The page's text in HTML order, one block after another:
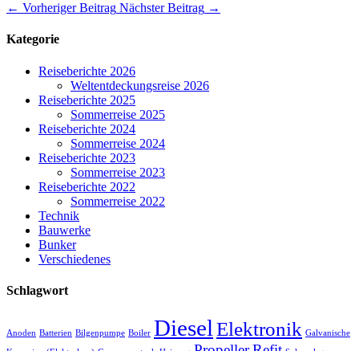
← Vorheriger Beitrag Nächster Beitrag →
Kategorie
Reiseberichte 2026
Weltentdeckungsreise 2026
Reiseberichte 2025
Sommerreise 2025
Reiseberichte 2024
Sommerreise 2024
Reiseberichte 2023
Sommerreise 2023
Reiseberichte 2022
Sommerreise 2022
Technik
Bauwerke
Bunker
Verschiedenes
Schlagwort
Anoden Batterien Bilgenpumpe Boiler Diesel Elektronik Galvanische